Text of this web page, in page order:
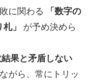
に関わる
「数字の
札」
が予め決めら
果と矛盾しない
がら、常にトリッ